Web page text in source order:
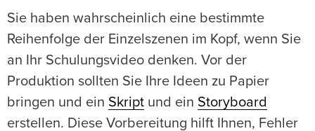
Sie haben wahrscheinlich eine bestimmte
Reihenfolge der Einzelszenen im Kopf, wenn Sie
an Ihr Schulungsvideo denken. Vor der
Produktion sollten Sie Ihre Ideen zu Papier
bringen und ein Skript und ein Storyboard
erstellen. Diese Vorbereitung hilft Ihnen, Fehler